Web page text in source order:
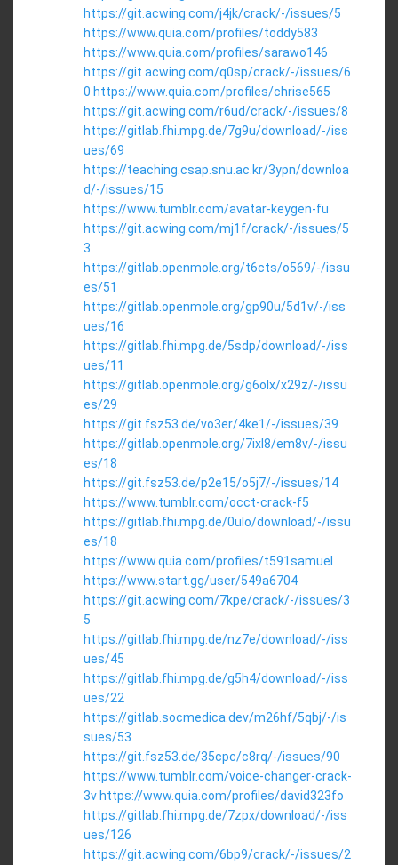
https://git.acwing.com/j4jk/crack/-/issues/5
https://www.quia.com/profiles/toddy583
https://www.quia.com/profiles/sarawo146
https://git.acwing.com/q0sp/crack/-/issues/6
0 https://www.quia.com/profiles/chrise565
https://git.acwing.com/r6ud/crack/-/issues/8
https://gitlab.fhi.mpg.de/7g9u/download/-/iss
ues/69
https://teaching.csap.snu.ac.kr/3ypn/downloa
d/-/issues/15
https://www.tumblr.com/avatar-keygen-fu
https://git.acwing.com/mj1f/crack/-/issues/5
3
https://gitlab.openmole.org/t6cts/o569/-/issu
es/51
https://gitlab.openmole.org/gp90u/5d1v/-/iss
ues/16
https://gitlab.fhi.mpg.de/5sdp/download/-/iss
ues/11
https://gitlab.openmole.org/g6olx/x29z/-/issu
es/29
https://git.fsz53.de/vo3er/4ke1/-/issues/39
https://gitlab.openmole.org/7ixl8/em8v/-/issu
es/18
https://git.fsz53.de/p2e15/o5j7/-/issues/14
https://www.tumblr.com/occt-crack-f5
https://gitlab.fhi.mpg.de/0ulo/download/-/issu
es/18
https://www.quia.com/profiles/t591samuel
https://www.start.gg/user/549a6704
https://git.acwing.com/7kpe/crack/-/issues/3
5
https://gitlab.fhi.mpg.de/nz7e/download/-/iss
ues/45
https://gitlab.fhi.mpg.de/g5h4/download/-/iss
ues/22
https://gitlab.socmedica.dev/m26hf/5qbj/-/is
sues/53
https://git.fsz53.de/35cpc/c8rq/-/issues/90
https://www.tumblr.com/voice-changer-crack-
3v https://www.quia.com/profiles/david323fo
https://gitlab.fhi.mpg.de/7zpx/download/-/iss
ues/126
https://git.acwing.com/6bp9/crack/-/issues/2